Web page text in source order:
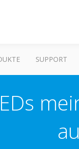
SUPPORT